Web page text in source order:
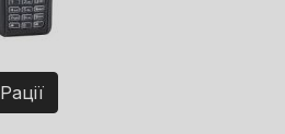
Рації